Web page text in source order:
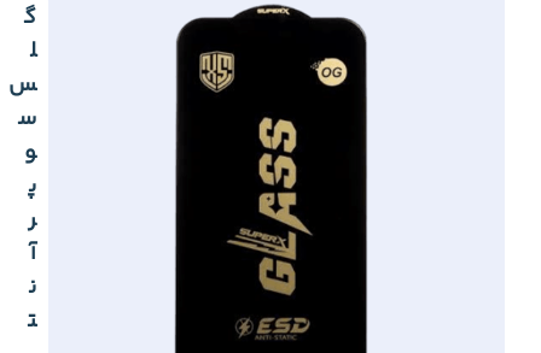
گ
ل
س
س
و
پ
ر
آ
ن
ت